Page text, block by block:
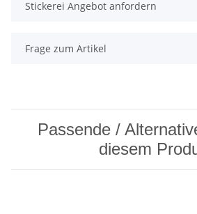
Stickerei Angebot anfordern
Frage zum Artikel
Passende /
diesem